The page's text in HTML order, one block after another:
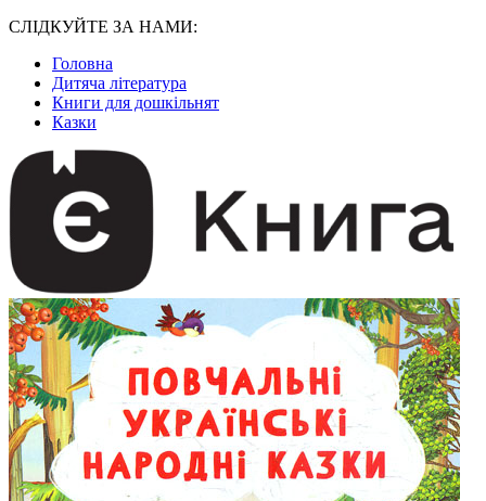
СЛІДКУЙТЕ ЗА НАМИ:
Головна
Дитяча література
Книги для дошкільнят
Казки